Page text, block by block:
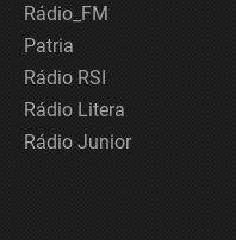
Rádio_FM
Patria
Rádio RSI
Rádio Litera
Rádio Junior